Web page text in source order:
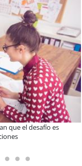
al desarrollo